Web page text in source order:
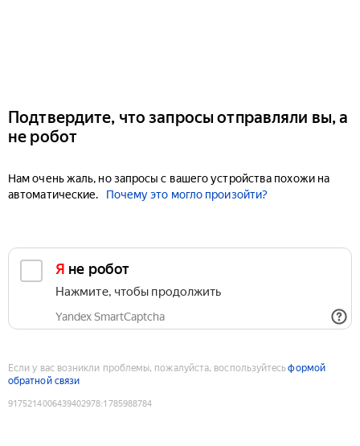
Подтвердите, что запросы отправляли вы, а
не робот
Нам очень жаль, но запросы с вашего устройства похожи на
автоматические.
Почему это могло произойти?
Я не робот
Нажмите, чтобы продолжить
Yandex SmartCaptcha
Если у вас возникли проблемы, пожалуйста, воспользуйтесьформой
обратной связи
9175214006439402978:1785988784